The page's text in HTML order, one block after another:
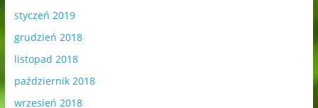
styczeń 2019
grudzień 2018
listopad 2018
październik 2018
wrzesień 2018